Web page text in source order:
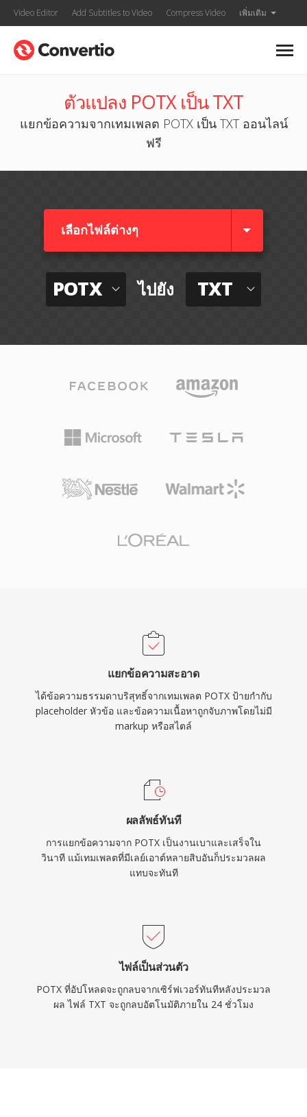
Video Editor Add Subtitles to Video Compress Video เพิ่มเติม
ตัวแปลง POTX เป็น TXT
แยกข้อความจากเทมเพลต POTX เป็น TXT ออนไลน์
ฟรี
เลือกไฟล์ต่างๆ​
POTX ไปยัง TXT
แยกข้อความสะอาด
ได้ข้อความธรรมดาบริสุทธิ์จากเทมเพลต POTX ป้ายกำกับ
placeholder หัวข้อ และข้อความเนื้อหาถูกจับภาพโดยไม่มี
markup หรือสไตล์
ผลลัพธ์ทันที
การแยกข้อความจาก POTX เป็นงานเบาและเสร็จใน
วินาที แม้เทมเพลตที่มีเลย์เอาต์หลายสิบอันก็ประมวลผล
แทบจะทันที
ไฟล์เป็นส่วนตัว
POTX ที่อัปโหลดจะถูกลบจากเซิร์ฟเวอร์ทันทีหลังประมวล
ผล ไฟล์ TXT จะถูกลบอัตโนมัติภายใน 24 ชั่วโมง